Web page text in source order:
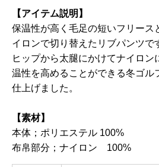
【アイテム説明】
保温性が高く毛足の短いフリース
イロンで切り替えたリブパンツで
ヒップから太腿にかけてナイロン
温性を高めることができる冬ゴル
仕上げました。
【素材】
本体；ポリエステル 100%
布帛部分；ナイロン 100%